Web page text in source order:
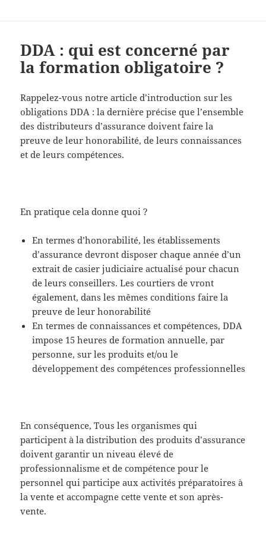
DDA : qui est concerné par
la formation obligatoire ?
Rappelez-vous notre article d’introduction sur les
obligations DDA : la dernière précise que l’ensemble
des distributeurs d’assurance doivent faire la
preuve de leur honorabilité, de leurs connaissances
et de leurs compétences.
En pratique cela donne quoi ?
En termes d’honorabilité, les établissements
d’assurance devront disposer chaque année d’un
extrait de casier judiciaire actualisé pour chacun
de leurs conseillers. Les courtiers de vront
également, dans les mêmes conditions faire la
preuve de leur honorabilité
En termes de connaissances et compétences, DDA
impose 15 heures de formation annuelle, par
personne, sur les produits et/ou le
développement des compétences professionnelles
En conséquence, Tous les organismes qui
participent à la distribution des produits d’assurance
doivent garantir un niveau élevé de
professionnalisme et de compétence pour le
personnel qui participe aux activités préparatoires à
la vente et accompagne cette vente et son après-
vente.